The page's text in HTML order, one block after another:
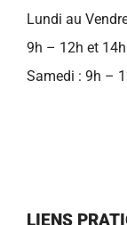
Lundi au
9h – 12h et
Samedi : 9h –
LIENS